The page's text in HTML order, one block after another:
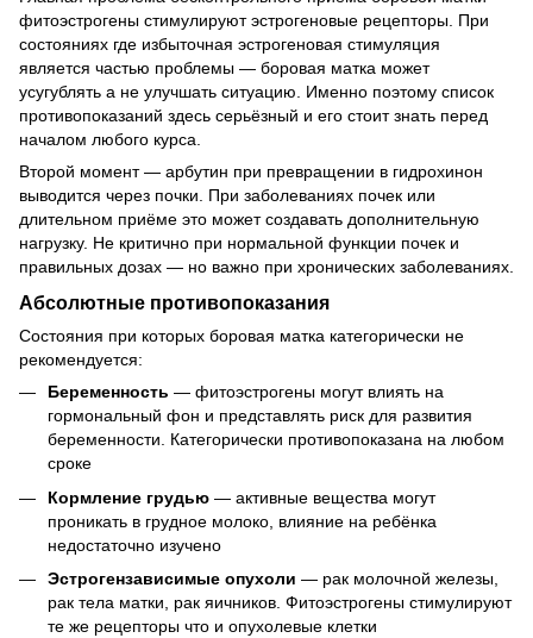
фитоэстрогены стимулируют эстрогеновые рецепторы. При
состояниях где избыточная эстрогеновая стимуляция
является частью проблемы — боровая матка может
усугублять а не улучшать ситуацию. Именно поэтому список
противопоказаний здесь серьёзный и его стоит знать перед
началом любого курса.
Второй момент — арбутин при превращении в гидрохинон
выводится через почки. При заболеваниях почек или
длительном приёме это может создавать дополнительную
нагрузку. Не критично при нормальной функции почек и
правильных дозах — но важно при хронических заболеваниях.
Абсолютные противопоказания
Состояния при которых боровая матка категорически не
рекомендуется:
Беременность — фитоэстрогены могут влиять на
гормональный фон и представлять риск для развития
беременности. Категорически противопоказана на любом
сроке
Кормление грудью — активные вещества могут
проникать в грудное молоко, влияние на ребёнка
недостаточно изучено
Эстрогензависимые опухоли — рак молочной железы,
рак тела матки, рак яичников. Фитоэстрогены стимулируют
те же рецепторы что и опухолевые клетки